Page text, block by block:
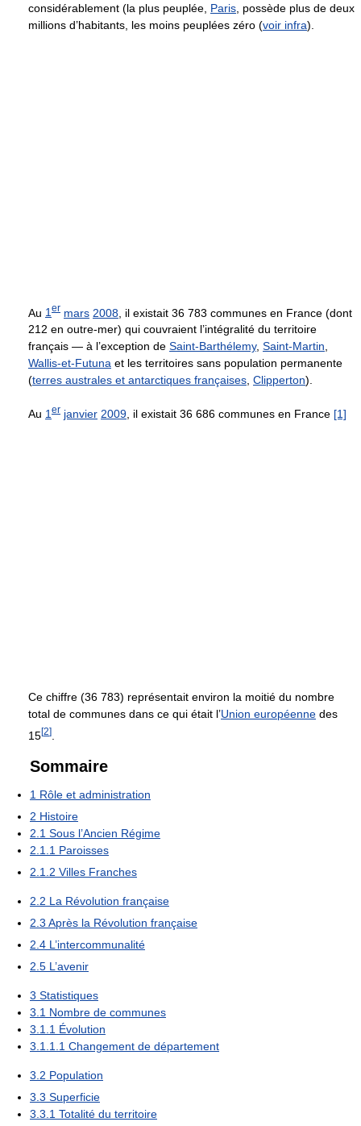
considérablement (la plus peuplée, Paris , possède plus de deux
millions d’habitants, les moins peuplées zéro (voir infra).
Au 1er mars 2008 , il existait 36 783 communes en France (dont
212 en outre-mer) qui couvraient l’intégralité du territoire
français — à l’exception de Saint-Barthélemy, Saint-Martin,
Wallis-et-Futuna et les territoires sans population permanente
(terres australes et antarctiques françaises, Clipperton).
Au 1 er janvier 2009 , il existait 36 686 communes en France [1]
Ce chiffre (36 783) représentait environ la moitié du nombre
total de communes dans ce qui était l’Union européenne des
15[2]
Sommaire
1 Rôle et administration
2 Histoire
2.1 Sous l’Ancien Régime
2.1.1 Paroisses
2.1.2 Villes Franches
2.2 La Révolution française
2.3 Après la Révolution française
2.4 L’intercommunalité
2.5 L’avenir
3 Statistiques
3.1 Nombre de communes
3.1.1 Évolution
3.1.1.1 Changement de département
3.2 Population
3.3 Superficie
3.3.1 Totalité du territoire